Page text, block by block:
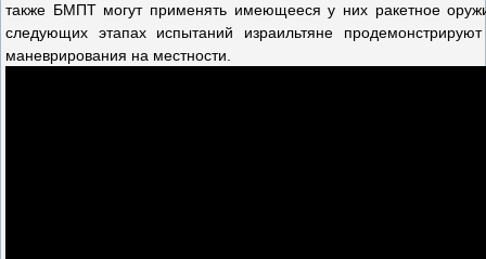
также БМПТ могут применять имеющееся у них ракетное
следующих этапах испытаний израильтяне
маневрирования на местности.